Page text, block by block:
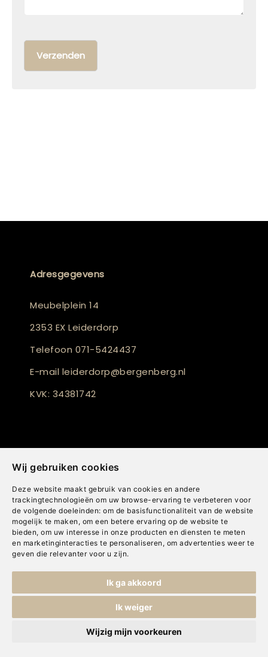
Wij gebruiken cookies
Deze website maakt gebruik van cookies en andere
trackingtechnologieën om uw browse-ervaring te verbeteren voor
de volgende doeleinden: om de basisfunctionaliteit van de website
mogelijk te maken , om een betere ervaring op de website te
bieden, om uw interesse in onze producten en diensten te meten
en marketinginteracties te personaliseren , om advertenties weer te
geven die relevanter voor u zijn.
Ik ga akkoord
Ik weiger
Wijzig mijn voorkeuren
Adresgegevens
Meubelplein 14
2353 EX Leiderdorp
Telefoon 071-5424437
E-mail leiderdorp@bergenberg.nl
KVK: 34381742
Openingstijden
Maandag
13:00 - 17:30
Dinsdag
10:00 - 17:30
Woensdag
10:00 - 17:30
Donderdag
10:00 - 17:30
Vrijdag
10:00 - 17:30